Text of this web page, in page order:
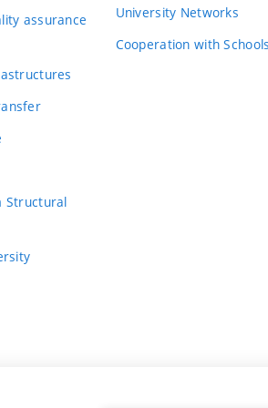
rozsáhlý nástroj schopný uživatelsky
student značně rozšířil existující systém
uživatelské prostředí, které umožňuje
otestoval pomocí automatizovaných
propracované.
bakalářskou práci, kterou svým
jako rozšíření existující platformy
assurance
Structural
University Networks
Cooperation with Schools